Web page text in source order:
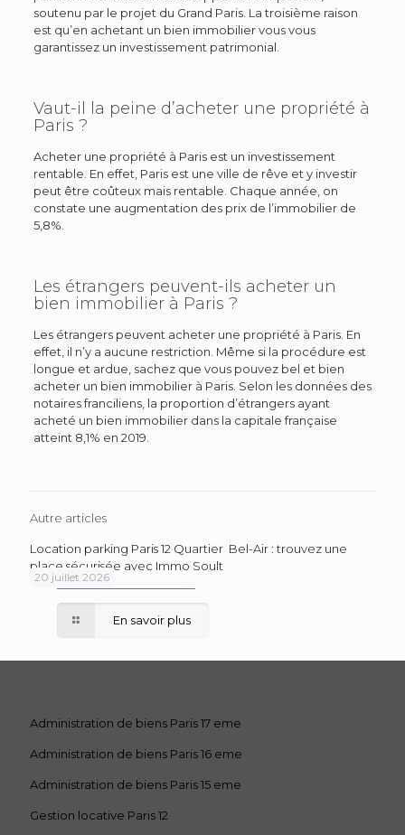
soutenu par le projet du Grand Paris. La troisième raison
est qu’en achetant un bien immobilier vous vous
garantissez un investissement patrimonial.
Vaut-il la peine d’acheter une propriété à
Paris ?
Acheter une propriété à Paris est un investissement
rentable. En effet, Paris est une ville de rêve et y investir
peut être coûteux mais rentable. Chaque année, on
constate une augmentation des prix de l’immobilier de
5,8%.
Les étrangers peuvent-ils acheter un
bien immobilier à Paris ?
Les étrangers peuvent acheter une propriété à Paris. En
effet, il n’y a aucune restriction. Même si la procédure est
longue et ardue, sachez que vous pouvez bel et bien
acheter un bien immobilier à Paris. Selon les données des
notaires franciliens, la proportion d’étrangers ayant
acheté un bien immobilier dans la capitale française
atteint 8,1% en 2019.
Autre articles
20 juillet 2026
Location parking Paris 12 Quartier Bel-Air : trouvez une
place sécurisée avec Immo Soult
En savoir plus
Administration de biens Paris 17 eme
Administration de biens Paris 16 eme
Administration de biens Paris 15 eme
Gestion locative Paris 12